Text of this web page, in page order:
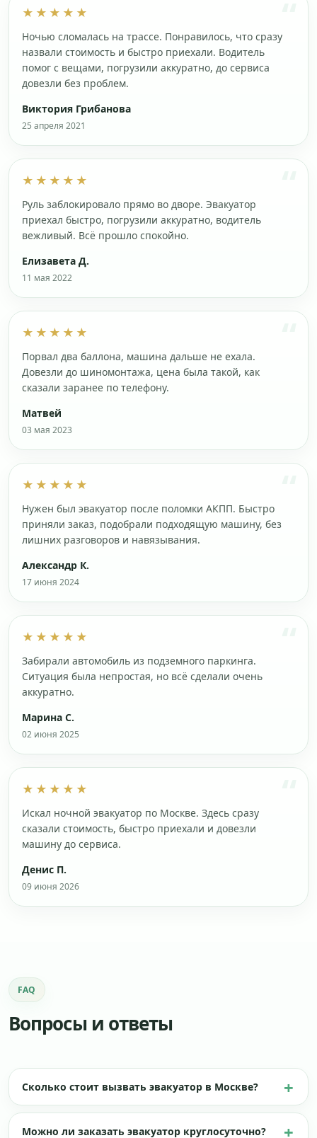
★★★★★
Ночью сломалась на трассе. Понравилось, что сразу
назвали стоимость и быстро приехали. Водитель
помог с вещами, погрузили аккуратно, до сервиса
довезли без проблем.
Виктория Грибанова
25 апреля 2021
★★★★★
Руль заблокировало прямо во дворе. Эвакуатор
приехал быстро, погрузили аккуратно, водитель
вежливый. Всё прошло спокойно.
Елизавета Д.
11 мая 2022
★★★★★
Порвал два баллона, машина дальше не ехала.
Довезли до шиномонтажа, цена была такой, как
сказали заранее по телефону.
Матвей
03 мая 2023
★★★★★
Нужен был эвакуатор после поломки АКПП. Быстро
приняли заказ, подобрали подходящую машину, без
лишних разговоров и навязывания.
Александр К.
17 июня 2024
★★★★★
Забирали автомобиль из подземного паркинга.
Ситуация была непростая, но всё сделали очень
аккуратно.
Марина С.
02 июня 2025
★★★★★
Искал ночной эвакуатор по Москве. Здесь сразу
сказали стоимость, быстро приехали и довезли
машину до сервиса.
Денис П.
09 июня 2026
FAQ
Вопросы и ответы
Сколько стоит вызвать эвакуатор в Москве?
Можно ли заказать эвакуатор круглосуточно?